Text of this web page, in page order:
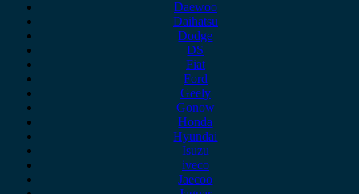
Daewoo
Daihatsu
Dodge
DS
Fiat
Ford
Geely
Gonow
Honda
Hyundai
Isuzu
iveco
Jaecoo